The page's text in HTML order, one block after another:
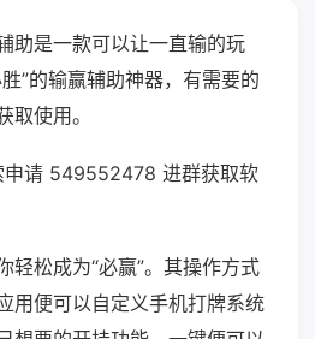
助是一款可以让一直输的玩
”的输赢辅助神器，有需要的
取使用。
申请 549552478 进群获取软
轻松成为“必赢”。其操作方式
用便可以自定义手机打牌系统